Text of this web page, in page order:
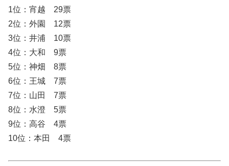
1位：宵越 29票
2位：外園 12票
3位：井浦 10票
4位：大和 9票
5位：神畑 8票
6位：王城 7票
7位：山田 7票
8位：水澄 5票
9位：高谷 4票
10位：本田 4票